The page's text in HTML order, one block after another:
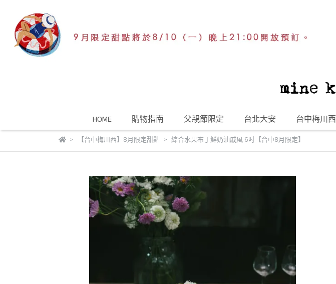
HOME 購物指南 父親節限定 台北大安 台中梅川西
【台中梅川西】8月限定甜點 綜合水果布丁鮮奶油戚風 6吋【台中8月限定】